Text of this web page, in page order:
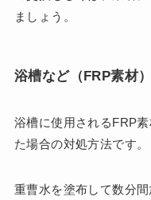
ましょう。
浴槽など（FRP素材
浴槽に使用されるFRP
た場合の対処方法です。
重曹水を塗布して数分